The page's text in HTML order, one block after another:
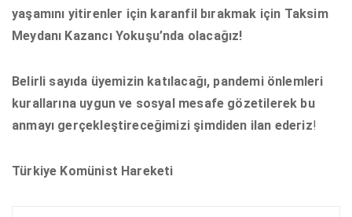
yaşamını yitirenler için karanfil bırakmak için Taksim
Meydanı Kazancı Yokuşu’nda olacağız!
Belirli sayıda üyemizin katılacağı, pandemi önlemleri
kurallarına uygun ve sosyal mesafe gözetilerek bu
anmayı gerçekleştireceğimizi şimdiden ilan ederiz!
Türkiye Komünist Hareketi